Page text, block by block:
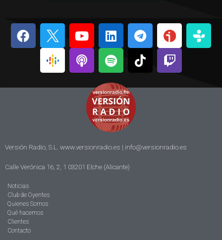
Versión Radio, S.L. www.versionradio.es | info@versionradio.es
Calle Verónica 16, 2, 1 03201 Elche (Alicante)
Noticias
Club de Oyentes
Quienes Somos
Qué hacemos
Clientes
Contacto